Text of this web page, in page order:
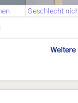
Weitere